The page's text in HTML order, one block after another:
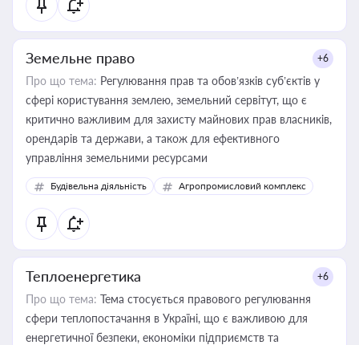
Земельне право +6
Про що тема: Регулювання прав та обов’язків суб’єктів у
сфері користування землею, земельний сервітут, що є
критично важливим для захисту майнових прав власників,
орендарів та держави, а також для ефективного
управління земельними ресурсами
Будівельна діяльність Агропромисловий комплекс
Теплоенергетика +6
Про що тема: Тема стосується правового регулювання
сфери теплопостачання в Україні, що є важливою для
енергетичної безпеки, економіки підприємств та